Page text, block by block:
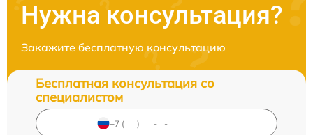
Нужна консультация?
Закажите бесплатную консультацию
Бесплатная консультация со
специалистом